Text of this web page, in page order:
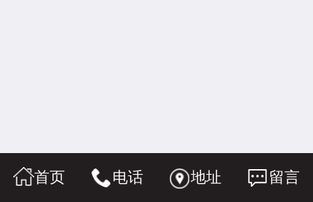
首页 电话 地址 留言